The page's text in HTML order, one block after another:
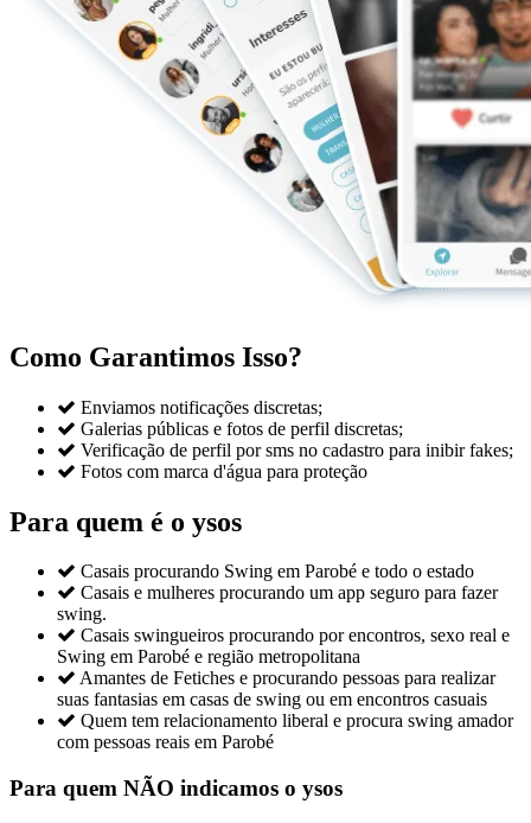
Como Garantimos Isso?
 Enviamos notificações discretas;
 Galerias públicas e fotos de perfil discretas;
 Verificação de perfil por sms no cadastro para inibir fakes;
 Fotos com marca d'água para proteção
Para quem é o ysos
 Casais procurando Swing em Parobé e todo o estado
 Casais e mulheres procurando um app seguro para fazer
swing.
 Casais swingueiros procurando por encontros, sexo real e
Swing em Parobé e região metropolitana
 Amantes de Fetiches e procurando pessoas para realizar
suas fantasias em casas de swing ou em encontros casuais
 Quem tem relacionamento liberal e procura swing amador
com pessoas reais em Parobé
Para quem NÃO indicamos o ysos